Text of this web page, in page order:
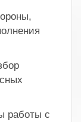
работы с